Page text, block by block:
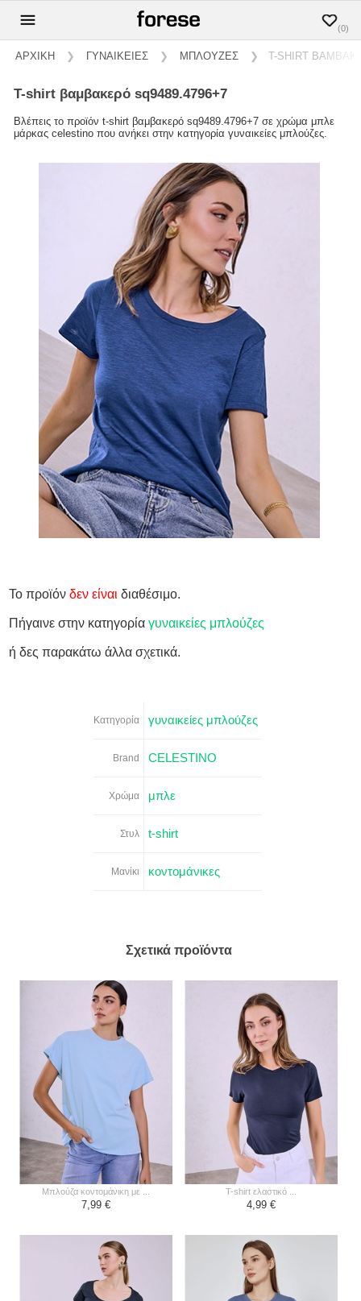
(0)
ΑΡΧΙΚΗ ❯ ΓΥΝΑΙΚΕΙΕΣ ❯ ΜΠΛΟΥΖΕΣ ❯ T-SHIRT
t-shirt βαμβακερό sq9489.4796+7
Βλέπεις το προϊόν t-shirt βαμβακερό sq9489.4796+7 σε χρώμα μπλε
μάρκας celestino που ανήκει στην κατηγορία γυναικείες μπλούζες.
Το προϊόν δεν είναι διαθέσιμο.
Πήγαινε στην κατηγορία γυναικείες μπλούζες
ή δες παρακάτω άλλα σχετικά.
Κατηγορία γυναικείες μπλούζες
Brand CELESTINO
Χρώμα μπλε
Στυλ t-shirt
Μανίκι κοντομάνικες
Σχετικά προϊόντα
μπλούζα κοντομάνικη με ...
7,99 €
t-shirt ελαστικό ...
4,99 €